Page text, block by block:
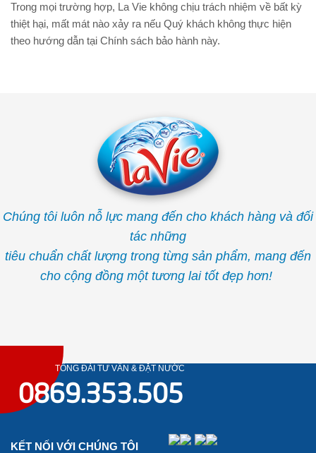
Trong mọi trường hợp, La Vie không chịu trách nhiệm về bất kỳ
thiệt hại, mất mát nào xảy ra nếu Quý khách không thực hiện
theo hướng dẫn tại Chính sách bảo hành này.
Chúng tôi luôn nỗ lực mang đến cho khách hàng và đối
tác những
tiêu chuẩn chất lượng trong từng sản phẩm, mang đến
cho cộng đồng một tương lai tốt đẹp hơn!
TỔNG ĐÀI TƯ VẤN & ĐẶT NƯỚC
0869.353.505
KẾT NỐI VỚI CHÚNG TÔI